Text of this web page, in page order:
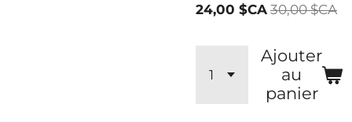
24,00 $CA 30,00 $CA
Ajouter
au
panier